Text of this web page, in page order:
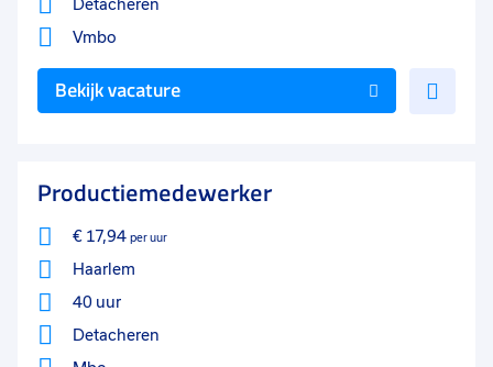
Detacheren
Vmbo
Bekijk vacature
Productiemedewerker
€ 17,94 per uur
Haarlem
40 uur
Detacheren